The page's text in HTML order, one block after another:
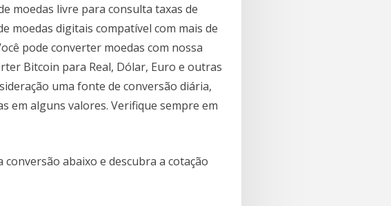
moedas livre para consulta taxas de
moedas digitais compatível com mais de
pode converter moedas com nossa
Bitcoin para Real, Dólar, Euro e outras
uma fonte de conversão diária,
em alguns valores. Verifique sempre em
conversão abaixo e descubra a cotação